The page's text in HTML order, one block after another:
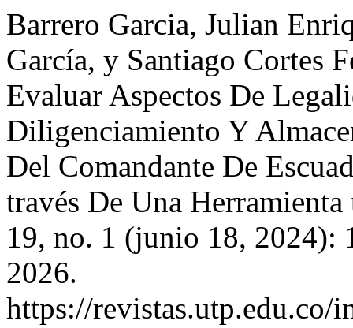
Barrero Garcia, Julian
García, y Santiago Cortes
Evaluar Aspectos De
Diligenciamiento Y
Del Comandante De
través De Una
19, no. 1 (junio 18, 2024):
2026.
https://revistas.utp.edu.co/